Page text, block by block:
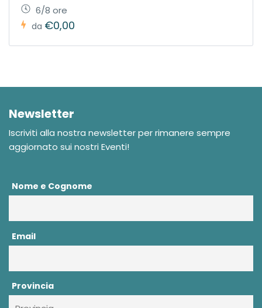
6/8 ore
da €0,00
Newsletter
Iscriviti alla nostra newsletter per rimanere sempre
aggiornato sui nostri Eventi!
Nome e Cognome
Email
Provincia